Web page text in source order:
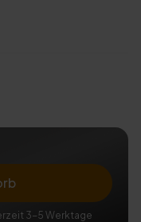
3-5 Werktage